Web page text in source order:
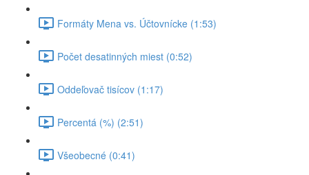
Formáty Mena vs. Účtovnícke (1:53)
Počet desatinných miest (0:52)
Oddeľovač tisícov (1:17)
Percentá (%) (2:51)
Všeobecné (0:41)